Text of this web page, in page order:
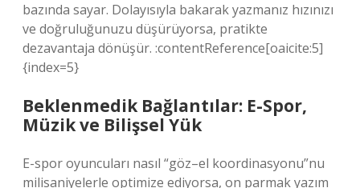
bazında sayar. Dolayısıyla bakarak yazmanız hızınızı
ve doğruluğunuzu düşürüyorsa, pratikte
dezavantaja dönüşür. :contentReference[oaicite:5]
{index=5}
Beklenmedik Bağlantılar: E-Spor,
Müzik ve Bilişsel Yük
E-spor oyuncuları nasıl “göz–el koordinasyonu”nu
milisaniyelerle optimize ediyorsa, on parmak yazım